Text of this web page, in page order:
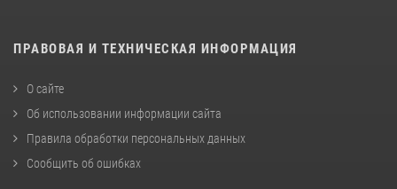
ПРАВОВАЯ И ТЕХНИЧЕСКАЯ ИНФОРМАЦИЯ
О сайте
Об использовании информации сайта
Правила обработки персональных данных
Сообщить об ошибках